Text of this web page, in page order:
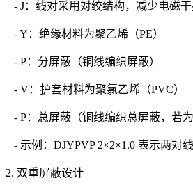
- J：线对采用对绞结构，减少电磁
- Y：绝缘材料为聚乙烯（PE）
- P：分屏蔽（铜线编织屏蔽）
- V：护套材料为聚氯乙烯（PVC）
- P：总屏蔽（铜线编织总屏蔽，若
- 示例：DJYPVP 2×2×1.0 表示两对
2. 双重屏蔽设计